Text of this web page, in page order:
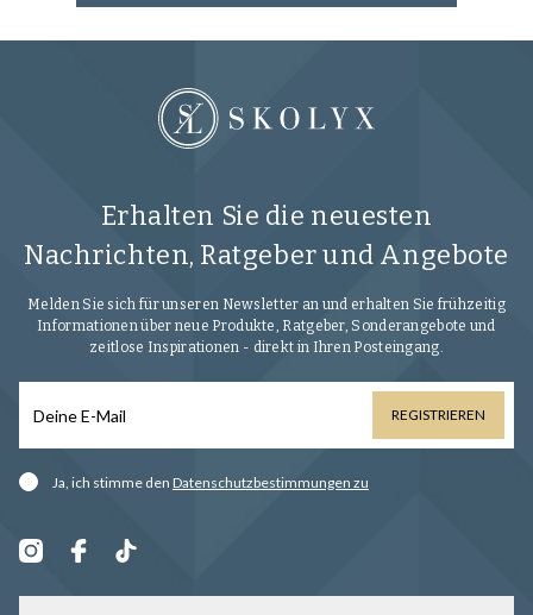
Erhalten Sie die neuesten
Nachrichten, Ratgeber und Angebote
Melden Sie sich für unseren Newsletter an und erhalten Sie frühzeitig
Informationen über neue Produkte, Ratgeber, Sonderangebote und
zeitlose Inspirationen - direkt in Ihren Posteingang.
REGISTRIEREN
Ja, ich stimme den Datenschutzbestimmungen zu